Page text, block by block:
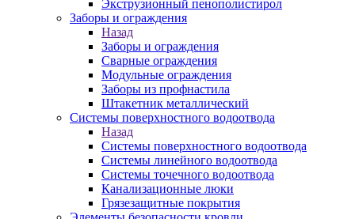
Экструзионный пенополистирол
Заборы и ограждения
Назад
Заборы и ограждения
Сварные ограждения
Модульные ограждения
Заборы из профнастила
Штакетник металлический
Системы поверхностного водоотвода
Назад
Системы поверхностного водоотвода
Системы линейного водоотвода
Системы точечного водоотвода
Канализационные люки
Грязезащитные покрытия